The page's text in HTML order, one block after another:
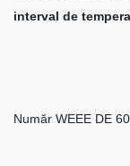
interval de
Număr WEEE DE